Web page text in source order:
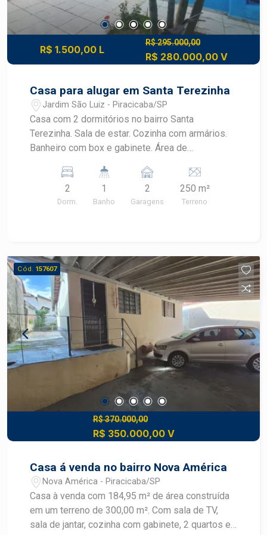
R$ 1.500,00 L
R$ 295.000,00
R$ 280.000,00 V
Casa para alugar em Santa Terezinha
Jardim São Luiz - Piracicaba/SP
Casa com 2 dormitórios no bairro Santa
Terezinha. Sala de estar. Cozinha com armários.
Banheiro com box e gabinete. Área de
2
Dorm.
1
Banho
2
Garagens
250 m²
Terreno
Cód. 157607
R$ 370.000,00
R$ 350.000,00 V
Casa á venda no bairro Nova América
Nova América - Piracicaba/SP
Casa à venda com 184,95 m² de área construída
em um terreno de 300,00 m². Com sala de TV,
sala de jantar, cozinha com gabinete, 2 quartos e